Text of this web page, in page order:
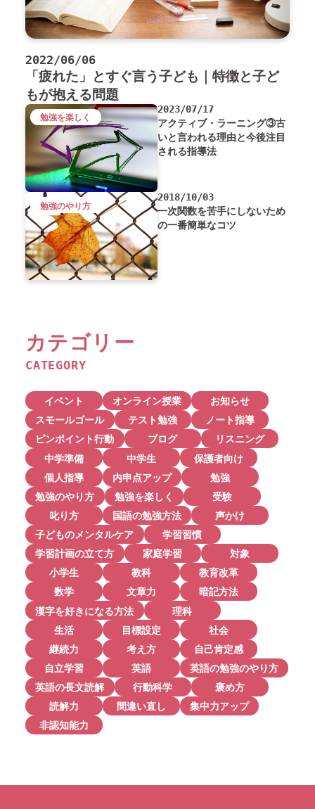
2022/06/06
「疲れた」とすぐ言う子ども｜特徴と子ど
もが抱える問題
2023/07/17
アクティブ・ラーニング③古
いと言われる理由と今後注目
される指導法
勉強を楽しく
2018/10/03
一次関数を苦手にしないため
の一番簡単なコツ
勉強のやり方
カテゴリー
CATEGORY
イベント オンライン授業
お知らせ
スモールゴール
テスト勉強
ノート指導
ピンポイント行動
ブログ
リスニング
中学準備
中学生
保護者向け
個人指導
内申点アップ
勉強
勉強のやり方
勉強を楽しく
受験
叱り方
国語の勉強方法
声かけ
子どものメンタルケア
学習習慣
学習計画の立て方
家庭学習
対象
小学生
教科
教育改革
数学
文章力
暗記方法
漢字を好きになる方法
理科
生活
目標設定
社会
継続力
考え方
自己肯定感
自立学習
英語
英語の勉強のやり方
英語の長文読解
行動科学
褒め方
読解力
間違い直し
集中力アップ
非認知能力